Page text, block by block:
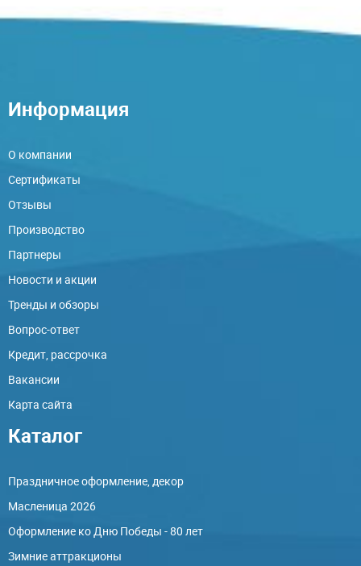
Информация
О компании
Сертификаты
Отзывы
Производство
Партнеры
Новости и акции
Тренды и обзоры
Вопрос-ответ
Кредит, рассрочка
Вакансии
Карта сайта
Каталог
Праздничное оформление, декор
Масленица 2026
Оформление ко Дню Победы - 80 лет
Зимние аттракционы